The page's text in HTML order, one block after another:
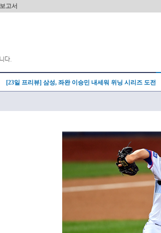
고서
다.
[23일 프리뷰] 삼성, 좌완 이승민 내세워 위닝 시리즈 도전